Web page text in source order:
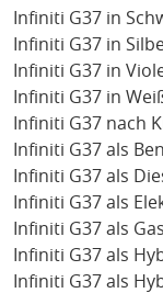
Infiniti G37 in
Infiniti G37 in
Infiniti G37 in
Infiniti G37 in
Infiniti G37 nach
Infiniti G37 als
Infiniti G37 als
Infiniti G37 als
Infiniti G37 als Gas
Infiniti G37 als
Infiniti G37 als